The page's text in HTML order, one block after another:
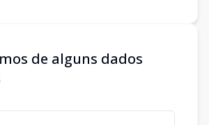
de alguns dados